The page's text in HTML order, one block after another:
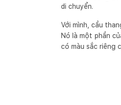
di chuyển.
Với mình, cầu
Nó là một phần
có màu sắc riêng